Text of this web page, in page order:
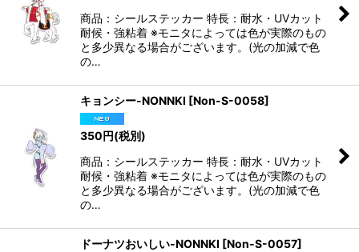
商品：シールステッカー 特長：耐水・UVカット
耐候・強粘着 ※モニタによっては色が実際のもの
と多少異なる場合がございます。(光の加減で色
の…
キョンシー-NONNKI [Non-S-0058]
350円(税別)
商品：シールステッカー 特長：耐水・UVカット
耐候・強粘着 ※モニタによっては色が実際のもの
と多少異なる場合がございます。(光の加減で色
の…
ドーナツおいしい-NONNKI [Non-S-0057]